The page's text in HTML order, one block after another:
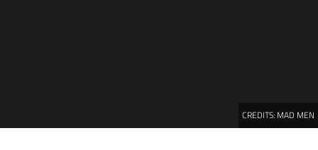
CREDITS: MAD MEN